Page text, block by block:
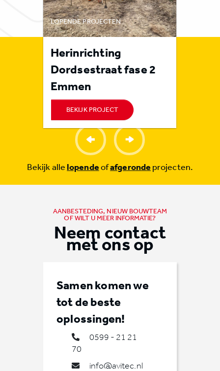
LOPENDE PROJECTEN
Herinrichting
Dordsestraat fase 2
Emmen
BEKIJK PROJECT
Bekijk alle lopendeofafgeronde projecten.
AANBESTEDING, NIEUW BOUWTEAM
OF WILT U MEER INFORMATIE?
Neem contact
met ons op
Samen komen we
tot de beste
oplossingen!
0599 - 21 21
70
info@avitec.nl